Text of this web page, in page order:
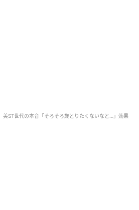
イン・ラブ』や’24年の日英合作
美ST世代の本音「そろそろ歳とりたくないなと…」効果